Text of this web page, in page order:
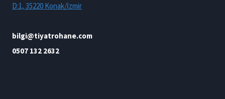
D:1, 35220 Konak/İzmir
bilgi@tiyatrohane.com
0507 132 2632